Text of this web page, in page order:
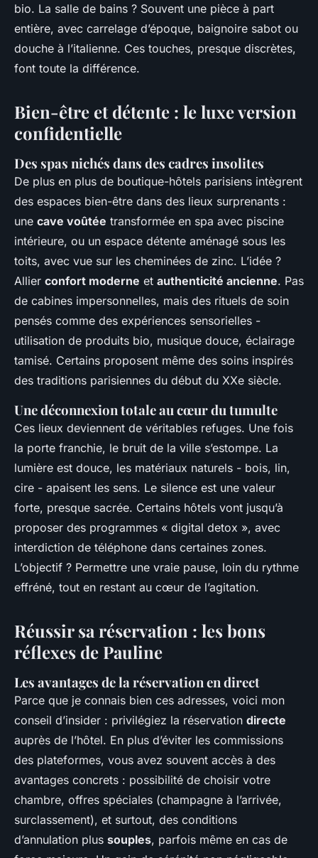
bio. La salle de bains ? Souvent une pièce à part
entière, avec carrelage d’époque, baignoire sabot ou
douche à l’italienne. Ces touches, presque discrètes,
font toute la différence.
Bien-être et détente : le luxe version
confidentielle
Des spas nichés dans des cadres insolites
De plus en plus de boutique-hôtels parisiens intègrent
des espaces bien-être dans des lieux surprenants :
une cave voûtée transformée en spa avec piscine
intérieure, ou un espace détente aménagé sous les
toits, avec vue sur les cheminées de zinc. L’idée ?
Allier confort moderne et authenticité ancienne. Pas
de cabines impersonnelles, mais des rituels de soin
pensés comme des expériences sensorielles -
utilisation de produits bio, musique douce, éclairage
tamisé. Certains proposent même des soins inspirés
des traditions parisiennes du début du XXe siècle.
Une déconnexion totale au cœur du tumulte
Ces lieux deviennent de véritables refuges. Une fois
la porte franchie, le bruit de la ville s’estompe. La
lumière est douce, les matériaux naturels - bois, lin,
cire - apaisent les sens. Le silence est une valeur
forte, presque sacrée. Certains hôtels vont jusqu’à
proposer des programmes « digital detox », avec
interdiction de téléphone dans certaines zones.
L’objectif ? Permettre une vraie pause, loin du rythme
effréné, tout en restant au cœur de l’agitation.
Réussir sa réservation : les bons
réflexes de Pauline
Les avantages de la réservation en direct
Parce que je connais bien ces adresses, voici mon
conseil d’insider : privilégiez la réservation directe
auprès de l’hôtel. En plus d’éviter les commissions
des plateformes, vous avez souvent accès à des
avantages concrets : possibilité de choisir votre
chambre, offres spéciales (champagne à l’arrivée,
surclassement), et surtout, des conditions
d’annulation plus souples, parfois même en cas de